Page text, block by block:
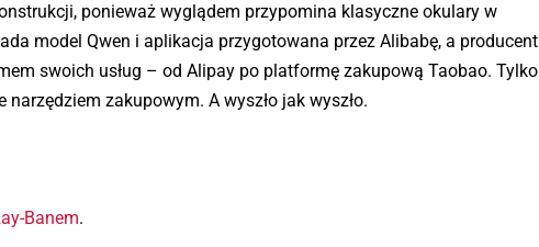
ponieważ wyglądem przypomina klasyczne okulary w
model Qwen i aplikacja przygotowana przez Alibabę, a producent
swoich usług – od Alipay po platformę zakupową Taobao. Tylko
zakupowym. A wyszło jak wyszło.
Banem.